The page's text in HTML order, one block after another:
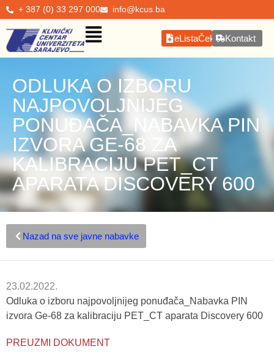
+ 387 (0) 33 297 000 info@kcus.ba
eListaČekanjaKontakt
ODLUKA O IZBORU
NAJPOVOLJNIJEG
PONUĐAČA_NABAVKA PIN
IZVORA GE-68 ZA
KALIBRACIJU PET_CT
APARATA DISCOVERY 600
Nazad na sve javne nabavke
23.02.2022.
Odluka o izboru najpovoljnijeg ponuđača_Nabavka PIN
izvora Ge-68 za kalibraciju PET_CT aparata Discovery 600
PREUZMI DOKUMENT